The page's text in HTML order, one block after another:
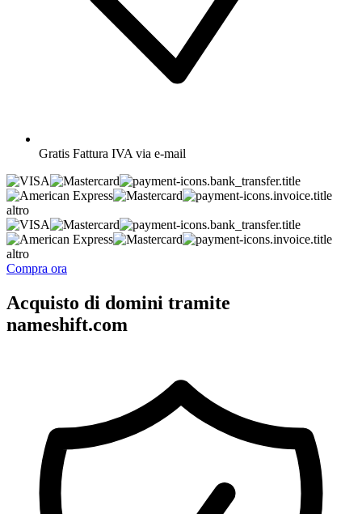
Gratis Fattura IVA via e-mail
altro
altro
Compra ora
Acquisto di domini tramite
nameshift.com